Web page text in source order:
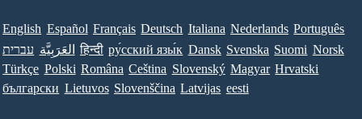
English Español Français Deutsch Italiana Nederlands Português
עברית العَرَبِيَّة हिन्दी ру́сский язы́к Dansk Svenska Suomi Norsk
Türkçe Polski Româna Ceština Slovenský Magyar Hrvatski
български Lietuvos Slovenščina Latvijas eesti